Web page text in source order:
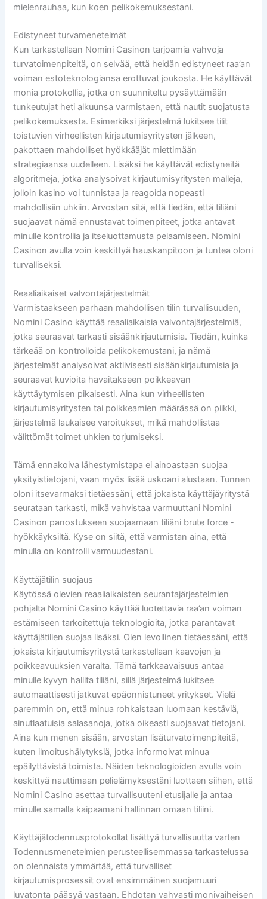
mielenrauhaa, kun koen pelikokemuksestani.
Edistyneet turvamenetelmät
Kun tarkastellaan Nomini Casinon tarjoamia vahvoja
turvatoimenpiteitä, on selvää, että heidän edistyneet raa’an
voiman estoteknologiansa erottuvat joukosta. He käyttävät
monia protokollia, jotka on suunniteltu pysäyttämään
tunkeutujat heti alkuunsa varmistaen, että nautit suojatusta
pelikokemuksesta. Esimerkiksi järjestelmä lukitsee tilit
toistuvien virheellisten kirjautumisyritysten jälkeen,
pakottaen mahdolliset hyökkääjät miettimään
strategiaansa uudelleen. Lisäksi he käyttävät edistyneitä
algoritmeja, jotka analysoivat kirjautumisyritysten malleja,
jolloin kasino voi tunnistaa ja reagoida nopeasti
mahdollisiin uhkiin. Arvostan sitä, että tiedän, että tiliäni
suojaavat nämä ennustavat toimenpiteet, jotka antavat
minulle kontrollia ja itseluottamusta pelaamiseen. Nomini
Casinon avulla voin keskittyä hauskanpitoon ja tuntea oloni
turvalliseksi.
Reaaliaikaiset valvontajärjestelmät
Varmistaakseen parhaan mahdollisen tilin turvallisuuden,
Nomini Casino käyttää reaaliaikaisia valvontajärjestelmiä,
jotka seuraavat tarkasti sisäänkirjautumisia. Tiedän, kuinka
tärkeää on kontrolloida pelikokemustani, ja nämä
järjestelmät analysoivat aktiivisesti sisäänkirjautumisia ja
seuraavat kuvioita havaitakseen poikkeavan
käyttäytymisen pikaisesti. Aina kun virheellisten
kirjautumisyritysten tai poikkeamien määrässä on piikki,
järjestelmä laukaisee varoitukset, mikä mahdollistaa
välittömät toimet uhkien torjumiseksi.
Tämä ennakoiva lähestymistapa ei ainoastaan suojaa
yksityistietojani, vaan myös lisää uskoani alustaan. Tunnen
oloni itsevarmaksi tietäessäni, että jokaista käyttäjäyritystä
seurataan tarkasti, mikä vahvistaa varmuuttani Nomini
Casinon panostukseen suojaamaan tiliäni brute force -
hyökkäyksiltä. Kyse on siitä, että varmistan aina, että
minulla on kontrolli varmuudestani.
Käyttäjätilin suojaus
Käytössä olevien reaaliaikaisten seurantajärjestelmien
pohjalta Nomini Casino käyttää luotettavia raa’an voiman
estämiseen tarkoitettuja teknologioita, jotka parantavat
käyttäjätilien suojaa lisäksi. Olen levollinen tietäessäni, että
jokaista kirjautumisyritystä tarkastellaan kaavojen ja
poikkeavuuksien varalta. Tämä tarkkaavaisuus antaa
minulle kyvyn hallita tiliäni, sillä järjestelmä lukitsee
automaattisesti jatkuvat epäonnistuneet yritykset. Vielä
paremmin on, että minua rohkaistaan luomaan kestäviä,
ainutlaatuisia salasanoja, jotka oikeasti suojaavat tietojani.
Aina kun menen sisään, arvostan lisäturvatoimenpiteitä,
kuten ilmoitushälytyksiä, jotka informoivat minua
epäilyttävistä toimista. Näiden teknologioiden avulla voin
keskittyä nauttimaan pelielämyksestäni luottaen siihen, että
Nomini Casino asettaa turvallisuuteni etusijalle ja antaa
minulle samalla kaipaamani hallinnan omaan tiliini.
Käyttäjätodennusprotokollat lisättyä turvallisuutta varten
Todennusmenetelmien perusteellisemmassa tarkastelussa
on olennaista ymmärtää, että turvalliset
kirjautumisprosessit ovat ensimmäinen suojamuuri
luvatonta pääsyä vastaan. Ehdotan vahvasti monivaiheisen